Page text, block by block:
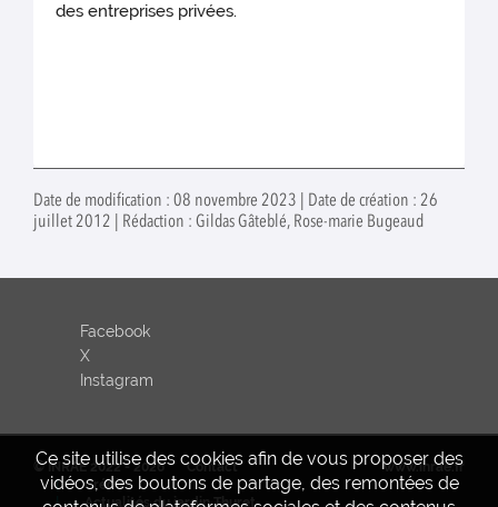
des entreprises privées.
Date de modification : 08 novembre 2023 | Date de création : 26
juillet 2012 | Rédaction : Gildas Gâteblé, Rose-marie Bugeaud
Ce site utilise des cookies afin de vous proposer des
vidéos, des boutons de partage, des remontées de
Facebook
X
Instagram
© INRAE 2022 - 2026
Contact
Crédits
Actualités du jardin Thuret
www.inrae.fr